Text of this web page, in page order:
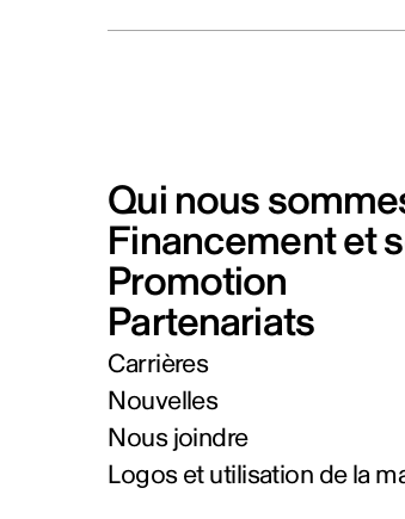
Qui nous
Financement et
Promotion
Partenariats
Carrières
Nouvelles
Nous joindre
Logos et utilisation de la